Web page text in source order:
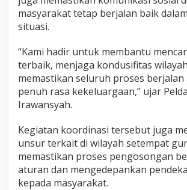
P
d
K
S
masyarakat tetap berjalan baik
situasi.
“Kami hadir untuk membantu
terbaik, menjaga kondusifitas
memastikan seluruh proses berjalan
penuh rasa kekeluargaan,” ujar
Irawansyah.
Kegiatan koordinasi tersebut juga
unsur terkait di wilayah setempat
memastikan proses pengosongan
aturan dan mengedepankan
kepada masyarakat.